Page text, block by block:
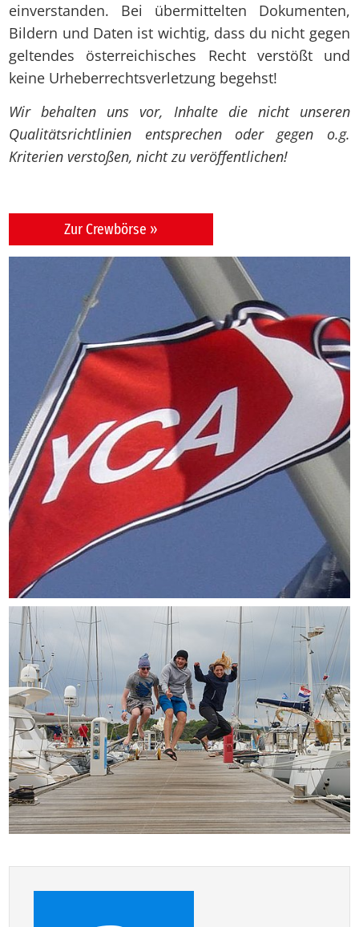
einverstanden. Bei übermittelten Dokumenten,
Bildern und Daten ist wichtig, dass du nicht gegen
geltendes österreichisches Recht verstößt und
keine Urheberrechtsverletzung begehst!
Wir behalten uns vor, Inhalte die nicht unseren
Qualitätsrichtlinien entsprechen oder gegen o.g.
Kriterien verstoßen, nicht zu veröffentlichen!
Zur Crewbörse »